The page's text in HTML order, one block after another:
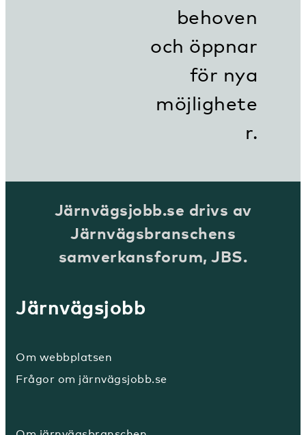
behoven
och öppnar
för nya
möjlighete
r.
Järnvägsjobb.se drivs av
Järnvägsbranschens
samverkansforum, JBS.
Järnvägsjobb
Om webbplatsen
Frågor om järnvägsjobb.se